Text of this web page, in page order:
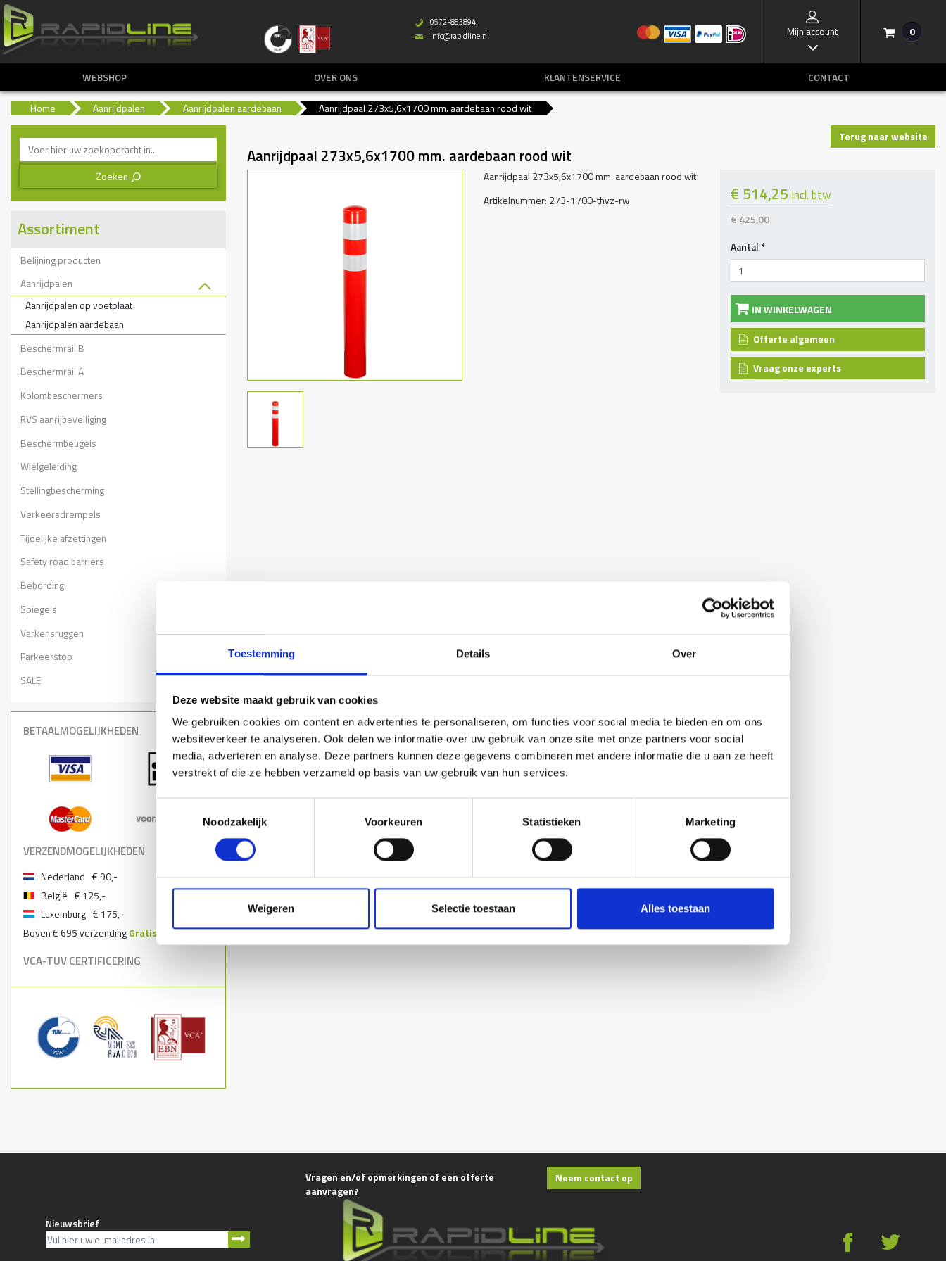
Toestemming Details Over
Deze website maakt gebruik van cookies
We gebruiken cookies om content en advertenties te personaliseren, om functies voor social media te bieden en om ons
websiteverkeer te analyseren. Ook delen we informatie over uw gebruik van onze site met onze partners voor social
media, adverteren en analyse. Deze partners kunnen deze gegevens combineren met andere informatie die u aan ze heeft
verstrekt of die ze hebben verzameld op basis van uw gebruik van hun services.
Noodzakelijk
Voorkeuren Statistieken Marketing
Weigeren Selectie toestaan Alles toestaan
b 0572-853894
% info@rapidline.nl Mijn account
I
/ 0
WEBSHOP OVER ONS KLANTENSERVICE CONTACT
Home Aanrijdpalen Aanrijdpalen aardebaan Aanrijdpaal 273x5,6x1700 mm. aardebaan rood wit
Zoeken 3
Assortiment
Belijning producten
Aanrijdpalen
Aanrijdpalen op voetplaat
Aanrijdpalen aardebaan
Beschermrail B
Beschermrail A
Kolombeschermers
RVS aanrijbeveiliging
Beschermbeugels
Wielgeleiding
Stellingbescherming
Verkeersdrempels
Tijdelijke afzettingen
Safety road barriers
Bebording
Spiegels
Varkensruggen
Parkeerstop
SALE
BETAALMOGELIJKHEDEN
VERZENDMOGELIJKHEDEN
Nederland € 90,-
België € 125,-
Luxemburg € 175,-
Boven € 695 verzendingGratis
VCA-TUV CERTIFICERING
Terug naar website
Aanrijdpaal 273x5,6x1700 mm. aardebaan rood wit
Aanrijdpaal 273x5,6x1700 mm. aardebaan rood wit
Artikelnummer: 273-1700-thvz-rw
€ 514,25 incl. btw
€ 425,00
Aantal*
IN WINKELWAGEN
Offerte algemeen
Vraag onze experts
Vragen en/of opmerkingen of een offerte
aanvragen?
Neem contact op
Nieuwsbrief
g *